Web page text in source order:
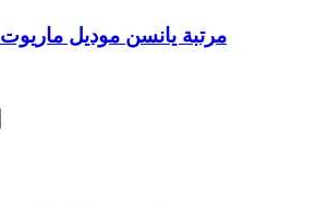
مرتبة يانسن موديل ماريوت 100*190*22 سم